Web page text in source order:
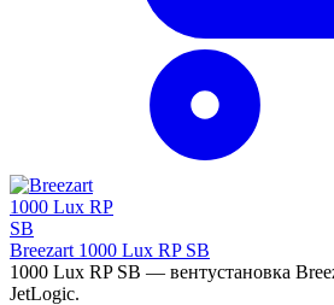
Breezart 1000 Lux RP SB
1000 Lux RP SB — вентустановка
JetLogic.